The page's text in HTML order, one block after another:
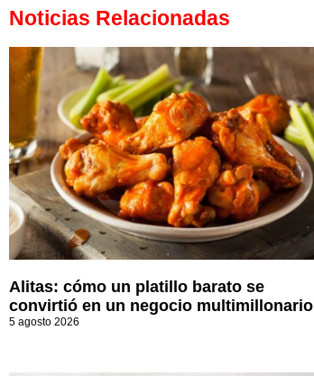
Noticias Relacionadas
Alitas: cómo un platillo barato se
convirtió en un negocio multimillonario
5 agosto 2026